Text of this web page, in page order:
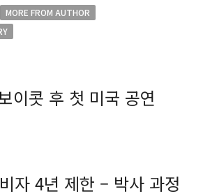
MORE FROM AUTHOR
이콧 후 첫 미국 공연
자 4년 제한 – 박사 과정